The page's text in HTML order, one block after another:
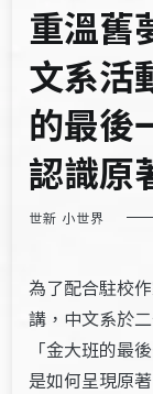
重溫舊
文系活
的最後
認識原
世新 小世界
為了配合駐校
講，中文系於
「金大班的最
是如何呈現原